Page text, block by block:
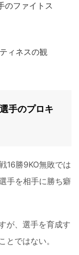
のファイトス
ィネスの観
手のプロキ
16勝9KO無敗では
手を相手に勝ち癖
が、選手を育成す
とではない。